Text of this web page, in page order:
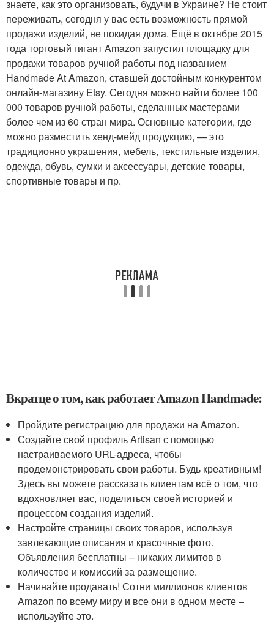
знаете, как это организовать, будучи в Украине? Не стоит
переживать, сегодня у вас есть возможность прямой
продажи изделий, не покидая дома. Ещё в октябре 2015
года торговый гигант Amazon запустил площадку для
продажи товаров ручной работы под названием
Handmade At Amazon, ставшей достойным конкурентом
онлайн-магазину Etsy. Сегодня можно найти более 100
000 товаров ручной работы, сделанных мастерами
более чем из 60 стран мира. Основные категории, где
можно разместить хенд-мейд продукцию, — это
традиционно украшения, мебель, текстильные изделия,
одежда, обувь, сумки и аксессуары, детские товары,
спортивные товары и пр.
Вкратце о том, как работает Amazon Handmade:
Пройдите регистрацию для продажи на Amazon.
Создайте свой профиль Artisan с помощью
настраиваемого URL-адреса, чтобы
продемонстрировать свои работы. Будь креативным!
Здесь вы можете рассказать клиентам всё о том, что
вдохновляет вас, поделиться своей историей и
процессом создания изделий.
Настройте страницы своих товаров, используя
завлекающие описания и красочные фото.
Объявления бесплатны – никаких лимитов в
количестве и комиссий за размещение.
Начинайте продавать! Сотни миллионов клиентов
Amazon по всему миру и все они в одном месте –
используйте это.